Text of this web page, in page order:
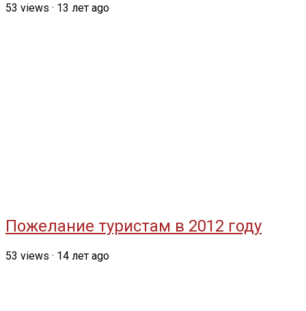
53 views · 13 лет ago
Пожелание туристам в 2012 году
53 views · 14 лет ago